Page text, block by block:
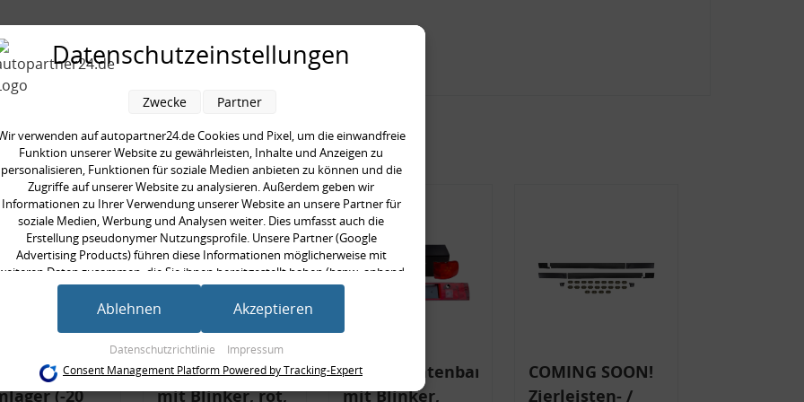
Hinterachse rechts
kauften auch
(-20
Rückleuchtenband
mit Blinker, rot,
Rückleuchtenband
mit Blinker,
COMING SOON!
Zierleisten- /
Datenschutzeinstellungen
verwenden auf autopartner24.de Cookies und Pixel, um die einwandfreie
Funktion unserer Website zu gewährleisten, Inhalte und Anzeigen zu
personalisieren, Funktionen für soziale Medien anbieten zu können und die
Zugriffe auf unserer Website zu analysieren. Außerdem geben wir
Informationen zu Ihrer Verwendung unserer Website an unsere Partner für
soziale Medien, Werbung und Analysen weiter. Dies umfasst auch die
Erstellung pseudonymer Nutzungsprofile. Unsere Partner (Google
Advertising Products) führen diese Informationen möglicherweise mit
Daten zusammen, die Sie ihnen bereitgestellt haben (bspw. anhand
eines persönlichen Accounts) oder welche sie im Rahmen Ihrer Nutzung der
Dienste gesammelt haben (bspw. Nutzungsdaten anderer Geräte). Ihre
Einwilligung zur Nutzung von Cookies und Pixeln können Sie jederzeit
dort die entsprechenden Anpassungen vornehmen.
Zwecke der Datenverarbeitung durch unsere Partner:
Datenschutzrichtlinie Impressum
Zwecke Partner
Ablehnen Akzeptieren
Consent Management Platform Powered by Tracking-Expert